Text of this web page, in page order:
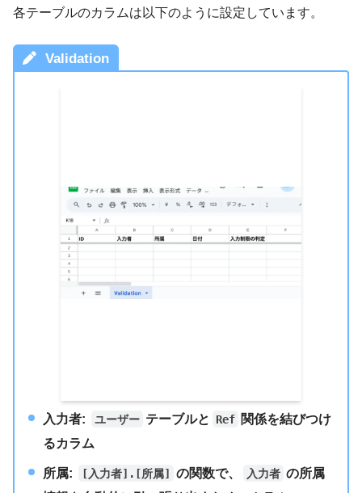
各テーブルのカラムは以下のように設定しています。
Validation
入力者: ユーザー テーブルと Ref 関係を結びつけ
るカラム
所属: [入力者].[所属] の関数で、 入力者 の所属